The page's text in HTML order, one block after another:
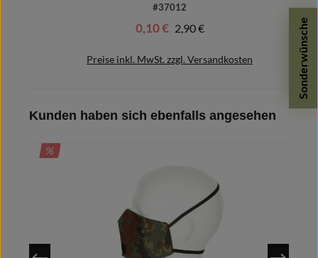
Sonderwünsche
#37012
Verkaufspreis:
0,10 € Regulärer Preis:
2,90 €
Preise inkl. MwSt. zzgl. Versandkosten
Produktgalerie überspringen
Kunden haben sich ebenfalls angesehen
RABATT
%